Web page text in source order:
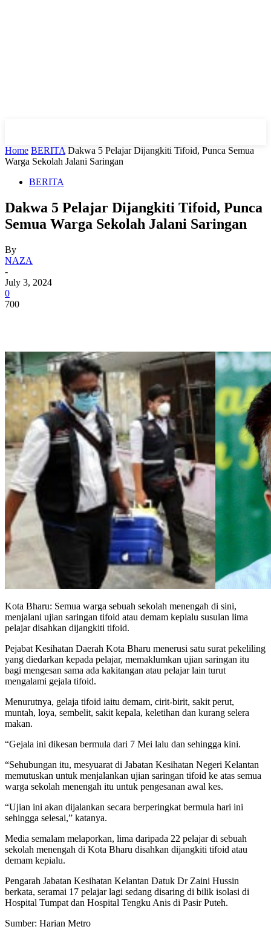
Home BERITA Dakwa 5 Pelajar Dijangkiti Tifoid, Punca Semua
Warga Sekolah Jalani Saringan
BERITA
Dakwa 5 Pelajar Dijangkiti Tifoid, Punca
Semua Warga Sekolah Jalani Saringan
By
NAZA
-
July 3, 2024
0
700
Kota Bharu: Semua warga sebuah sekolah menengah di sini,
menjalani ujian saringan tifoid atau demam kepialu susulan lima
pelajar disahkan dijangkiti tifoid.
Pejabat Kesihatan Daerah Kota Bharu menerusi satu surat pekeliling
yang diedarkan kepada pelajar, memaklumkan ujian saringan itu
bagi mengesan sama ada kakitangan atau pelajar lain turut
mengalami gejala tifoid.
Menurutnya, gelaja tifoid iaitu demam, cirit-birit, sakit perut,
muntah, loya, sembelit, sakit kepala, keletihan dan kurang selera
makan.
“Gejala ini dikesan bermula dari 7 Mei lalu dan sehingga kini.
“Sehubungan itu, mesyuarat di Jabatan Kesihatan Negeri Kelantan
memutuskan untuk menjalankan ujian saringan tifoid ke atas semua
warga sekolah menengah itu untuk pengesanan awal kes.
“Ujian ini akan dijalankan secara berperingkat bermula hari ini
sehingga selesai,” katanya.
Media semalam melaporkan, lima daripada 22 pelajar di sebuah
sekolah menengah di Kota Bharu disahkan dijangkiti tifoid atau
demam kepialu.
Pengarah Jabatan Kesihatan Kelantan Datuk Dr Zaini Hussin
berkata, seramai 17 pelajar lagi sedang disaring di bilik isolasi di
Hospital Tumpat dan Hospital Tengku Anis di Pasir Puteh.
Sumber: Harian Metro